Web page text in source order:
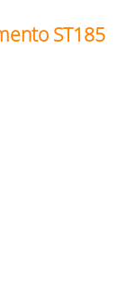
ST185